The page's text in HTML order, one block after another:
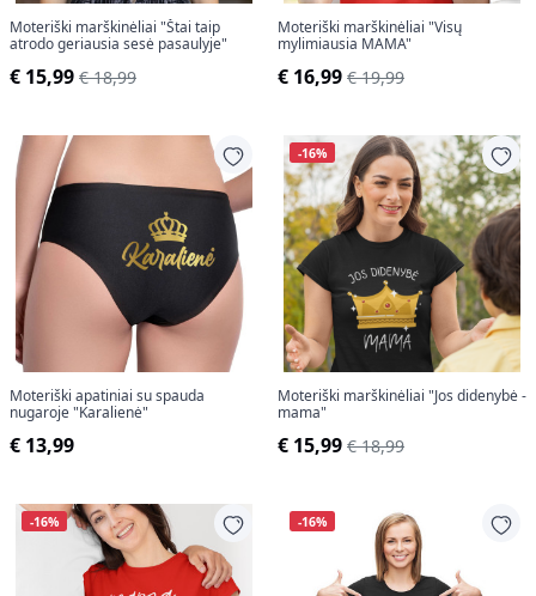
Moteriški marškinėliai "Štai taip
atrodo geriausia sesė pasaulyje"
€ 15,99 € 18,99
Moteriški marškinėliai "Visų
mylimiausia MAMA"
€ 16,99 € 19,99
Moteriški apatiniai su spauda
nugaroje "Karalienė"
€ 13,99
-16%
Moteriški marškinėliai "Jos didenybė -
mama"
€ 15,99 € 18,99
-16% -16%